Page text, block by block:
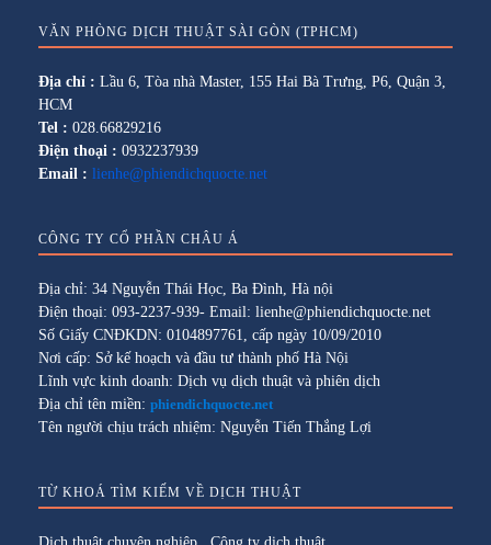
VĂN PHÒNG DỊCH THUẬT SÀI GÒN (TPHCM)
Địa chỉ : Lầu 6, Tòa nhà Master, 155 Hai Bà Trưng, P6, Quận 3,
HCM
Tel : 028.66829216
Điện thoại : 0932237939
Email : lienhe@phiendichquocte.net
CÔNG TY CỔ PHẦN CHÂU Á
Địa chỉ: 34 Nguyễn Thái Học, Ba Đình, Hà nội
Điện thoại: 093-2237-939- Email: lienhe@phiendichquocte.net
Số Giấy CNĐKDN: 0104897761, cấp ngày 10/09/2010
Nơi cấp: Sở kế hoạch và đầu tư thành phố Hà Nội
Lĩnh vực kinh doanh: Dịch vụ dịch thuật và phiên dịch
Địa chỉ tên miền: phiendichquocte.net
Tên người chịu trách nhiệm: Nguyễn Tiến Thắng Lợi
TỪ KHOÁ TÌM KIẾM VỀ DỊCH THUẬT